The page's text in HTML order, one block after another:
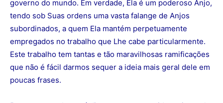
governo do mundo. Em verdade, Ela é um poderoso Anjo,
tendo sob Suas ordens uma vasta falange de Anjos
subordinados, a quem Ela mantém perpetuamente
empregados no trabalho que Lhe cabe particularmente.
Este trabalho tem tantas e tão maravilhosas ramificações
que não é fácil darmos sequer a ideia mais geral dele em
poucas frases.